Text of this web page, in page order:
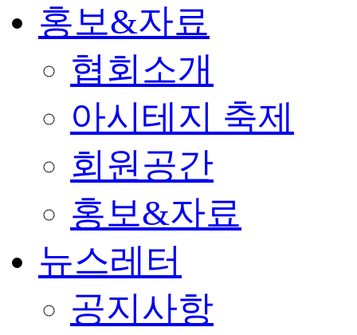
홍보&자료
협회소개
아시테지 축제
회원공간
홍보&자료
뉴스레터
공지사항